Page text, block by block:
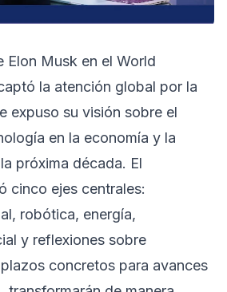
Elon Musk en el World
la atención global por la
expuso su visión sobre el
en la economía y la
próxima década. El
cinco ejes centrales:
robótica, energía,
y reflexiones sobre
concretos para avances